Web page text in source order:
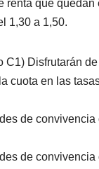
renta que quedan
1,30 a 1,50.
C1) Disfrutarán
cuota en las
de convivencia
de convivencia